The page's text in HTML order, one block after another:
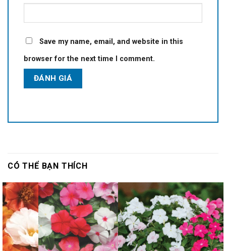
Save my name, email, and website in this
browser for the next time I comment.
CÓ THỂ BẠN THÍCH